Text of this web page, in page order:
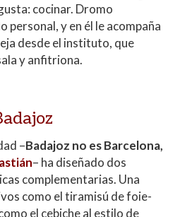
cocinar. Dromo
personal, y en él le acompaña
desde el instituto, que
y anfitriona.
–Badajoz no es Barcelona,
– ha diseñado dos
complementarias. Una
como el tiramisú de foie-
el cebiche al estilo de